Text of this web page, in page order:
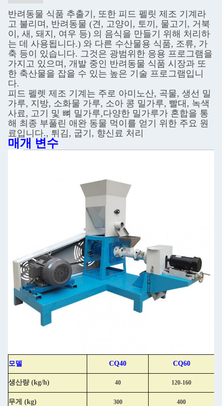
반려동물 식품 추출기, 또한 피드 펠릿 제조 기계라
고 불리며, 반려동물 (견, 고양이, 토끼, 물고기, 거북
이, 새, 돼지, 여우 등) 의 음식을 만들기 위해 처리하
는 데 사용됩니다.) 와 다른 수산물용 식품, 조류, 가
축 등이 있습니다. 그것은 광범위한 응용 프로그램을
가지고 있으며, 개발 중인 반려동물 식품 시장과 또
한 축산물을 잡을 수 있는 높은 기술 프로그램입니
다.
피드 펠렛 제조 기계는 주로 아미노산, 곡물, 생선 밀
가루, 지방, 소화물 가루, 소아 콩 밀가루, 빨대, 녹색
사료, 고기 및 뼈 밀가루,다양한 밀가루가 혼합을 통
해 최종 부풀린 애완 동물 먹이를 얻기 위한 주요 원
료입니다., 튀김, 굽기, 향신료 처리
매개 변수
모델 CQ40 CQ60
생산량 (kg/h) 40 120-160
무게 (kg) 300 400